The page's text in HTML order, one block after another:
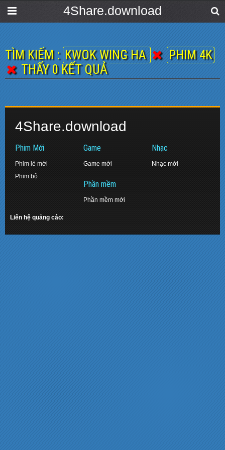
4Share.download
TÌM KIẾM : KWOK WING HA
PHIM 4K
THẤY 0 KẾT QUẢ
4Share.download
Phim Mới
Phim lẻ mới
Phim bộ
Game
Game mới
Phần mềm
Phần mềm mới
Nhạc
Nhạc mới
Liên hệ quảng cáo: